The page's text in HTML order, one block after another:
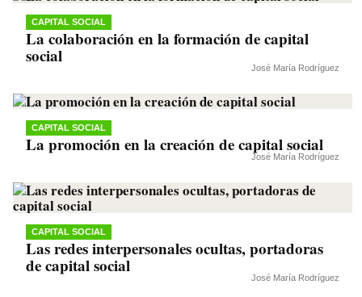
CAPITAL SOCIAL
La colaboración en la formación de capital
social
José María Rodríguez
CAPITAL SOCIAL
La promoción en la creación de capital social
José María Rodríguez
CAPITAL SOCIAL
Las redes interpersonales ocultas, portadoras
de capital social
José María Rodríguez